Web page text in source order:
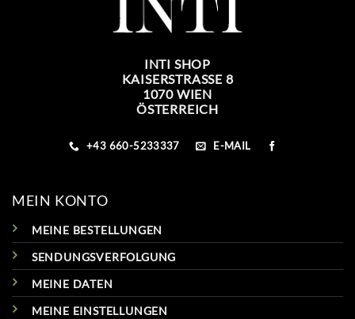
INTI SHOP
KAISERSTRASSE 8
1070 WIEN
ÖSTERREICH
+43 660-5233337 E-MAIL
MEIN KONTO
MEINE BESTELLUNGEN
SENDUNGSVERFOLGUNG
MEINE DATEN
MEINE EINSTELLUNGEN